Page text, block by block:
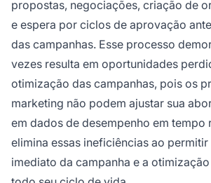
propostas, negociações, criação de
e espera por ciclos de aprovação
das campanhas. Esse processo
vezes resulta em oportunidades
otimização das campanhas, pois os
marketing não podem ajustar sua
em dados de desempenho em tempo
elimina essas ineficiências ao
imediato da campanha e a